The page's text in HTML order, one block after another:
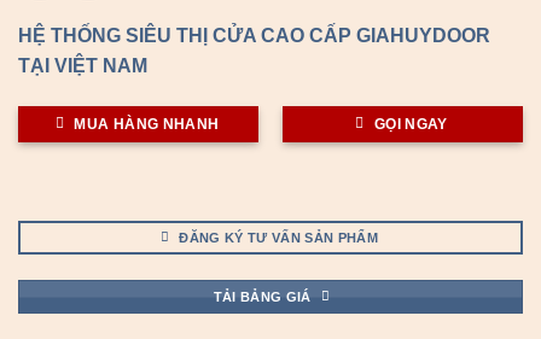
HỆ THỐNG SIÊU THỊ CỬA CAO CẤP GIAHUYDOOR
TẠI VIỆT NAM
MUA HÀNG NHANH GỌI NGAY
ĐĂNG KÝ TƯ VẤN SẢN PHẨM
TẢI BẢNG GIÁ